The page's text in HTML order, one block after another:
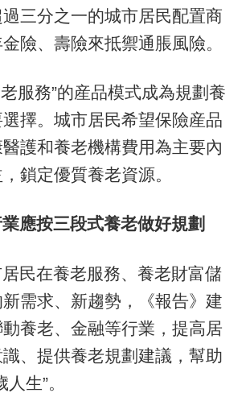
三分之一的城市居民配置商
險、壽險來抵禦通脹風險。
服務”的産品模式成為規劃養
擇。城市居民希望保險産品
護和養老機構費用為主要內
鎖定優質養老資源。
應按三段式養老做好規劃
民在養老服務、養老財富儲
需求、新趨勢，《報告》建
養老、金融等行業，提高居
、提供養老規劃建議，幫助
生”。